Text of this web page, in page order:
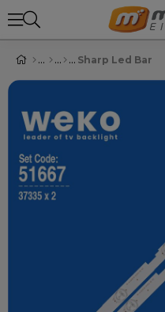
Sharp Led Bar